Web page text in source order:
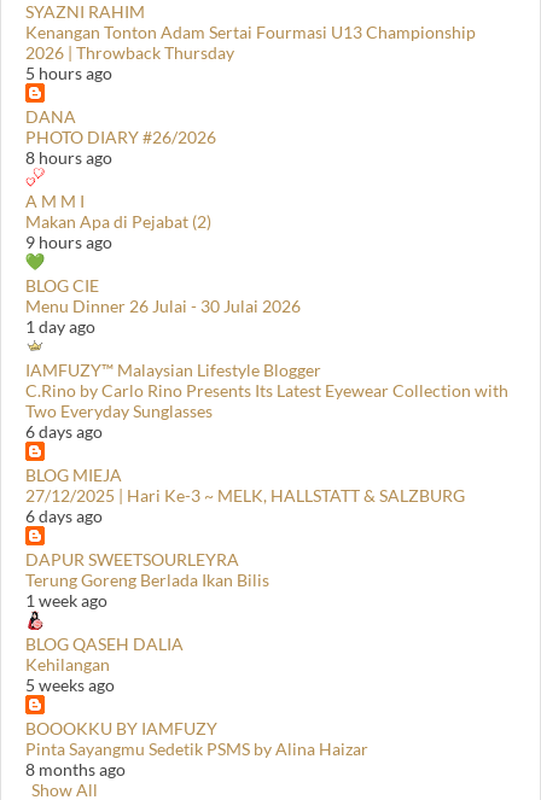
SYAZNI RAHIM
Kenangan Tonton Adam Sertai Fourmasi U13 Championship
2026 | Throwback Thursday
5 hours ago
DANA
PHOTO DIARY #26/2026
8 hours ago
A M M I
Makan Apa di Pejabat (2)
9 hours ago
BLOG CIE
Menu Dinner 26 Julai - 30 Julai 2026
1 day ago
IAMFUZY™ Malaysian Lifestyle Blogger
C.Rino by Carlo Rino Presents Its Latest Eyewear Collection with
Two Everyday Sunglasses
6 days ago
BLOG MIEJA
27/12/2025 | Hari Ke-3 ~ MELK, HALLSTATT & SALZBURG
6 days ago
DAPUR SWEETSOURLEYRA
Terung Goreng Berlada Ikan Bilis
1 week ago
BLOG QASEH DALIA
Kehilangan
5 weeks ago
BOOOKKU BY IAMFUZY
Pinta Sayangmu Sedetik PSMS by Alina Haizar
8 months ago
Show All